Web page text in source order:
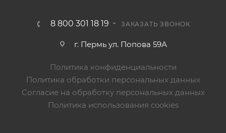
8 800 301 18 19 ЗАКАЗАТЬ ЗВОНОК
г. Пермь ул. Попова 59А
Политика конфиденциальности
Политика обработки персональных данных
Согласие на обработку персональных данных
Политика использования cookies